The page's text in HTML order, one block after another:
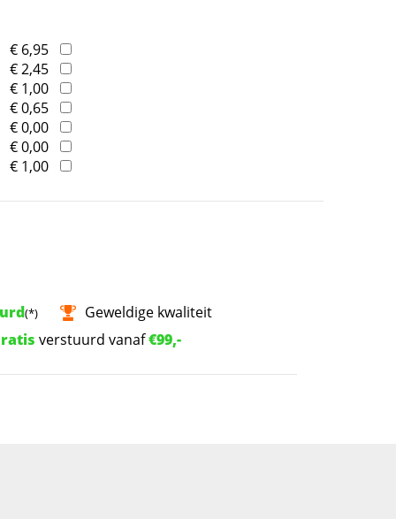
€ 6,95
€ 2,45
€ 1,00
€ 0,65
€ 0,00
€ 0,00
€ 1,00
(*)
Geweldige kwaliteit
verstuurd vanaf€99,-